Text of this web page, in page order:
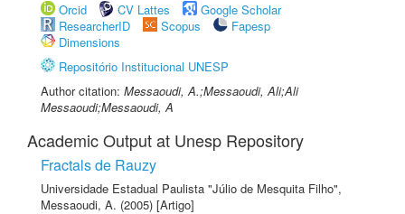
Orcid
CV Lattes
Google Scholar
ResearcherID
Scopus
Fapesp
Dimensions
Repositório Institucional UNESP
Author citation: Messaoudi, A.;Messaoudi, Ali;Ali
Messaoudi;Messaoudi, A
Academic Output at Unesp Repository
Fractals de Rauzy
Universidade Estadual Paulista "Júlio de Mesquita Filho",
Messaoudi, A. (2005) [Artigo]